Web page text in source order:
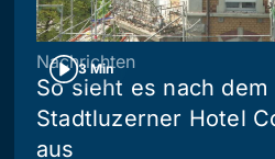
3 Min
Nachrichten
So sieht es nach dem
Stadtluzerner Hotel
aus